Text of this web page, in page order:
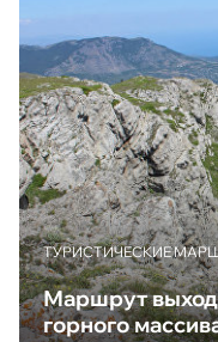
ТУРИСТИЧЕСКИЕ
Маршрут
горного